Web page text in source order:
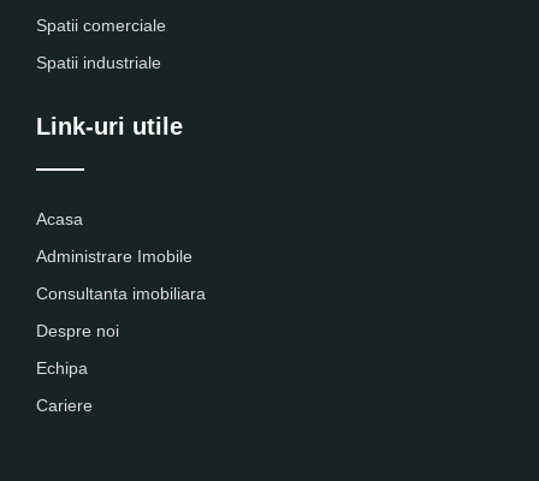
Spatii comerciale
Spatii industriale
Link-uri utile
Acasa
Administrare Imobile
Consultanta imobiliara
Despre noi
Echipa
Cariere